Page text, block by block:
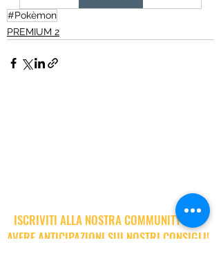
#Pokèmon
PREMIUM 2
ISCRIVITI ALLA NOSTRA COMMUNITY PER
AVERE ANTICIPAZIONI SUI NOSTRI CONSIGLI!